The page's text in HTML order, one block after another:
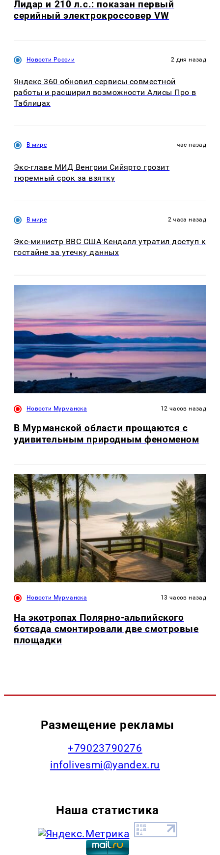
Лидар и 210 л.с.: показан первый
серийный электрокроссовер VW
Новости России 2 дня назад
Яндекс 360 обновил сервисы совместной
работы и расширил возможности Алисы Про в
Таблицах
В мире час назад
Экс-главе МИД Венгрии Сийярто грозит
тюремный срок за взятку
В мире 2 часа назад
Экс-министр ВВС США Кендалл утратил доступ к
гостайне за утечку данных
Новости Мурманска 12 часов назад
В Мурманской области прощаются с
удивительным природным феноменом
Новости Мурманска 13 часов назад
На экотропах Полярно-альпийского
ботсада смонтировали две смотровые
площадки
Размещение рекламы
+79023790276
infolivesmi@yandex.ru
Наша статистика